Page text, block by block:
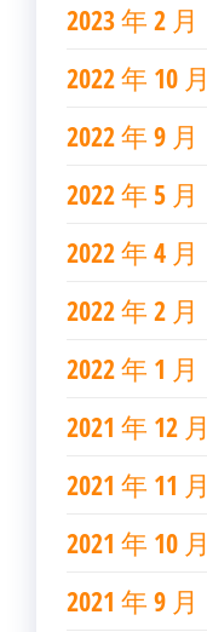
2023 年 2 月
2022 年 10 月
2022 年 9 月
2022 年 5 月
2022 年 4 月
2022 年 2 月
2022 年 1 月
2021 年 12 月
2021 年 11 月
2021 年 10 月
2021 年 9 月